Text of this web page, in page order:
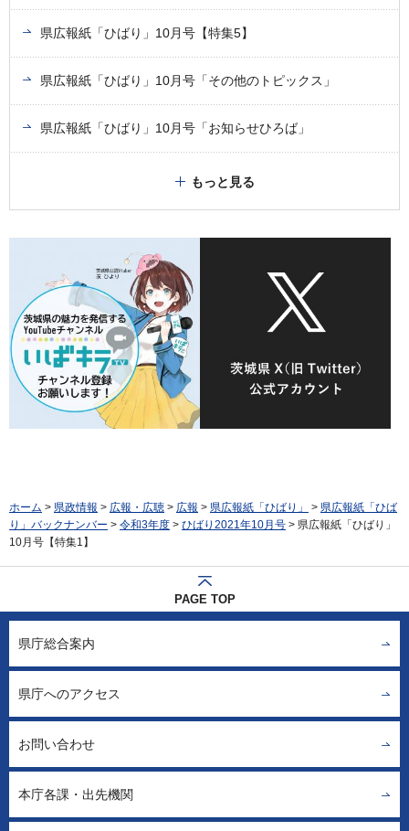
県広報紙「ひばり」10月号【特集5】
県広報紙「ひばり」10月号「その他のトピックス」
県広報紙「ひばり」10月号「お知らせひろば」
もっと見る
ホーム > 県政情報 > 広報・広聴 > 広報 > 県広報紙「ひばり」 > 県広報紙「ひば
り」バックナンバー > 令和3年度 > ひばり2021年10月号 > 県広報紙「ひばり」
10月号【特集1】
PAGE TOP
県庁総合案内
県庁へのアクセス
お問い合わせ
本庁各課・出先機関